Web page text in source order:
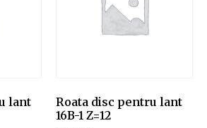
lant
Roata disc pentru lant
16B-1 Z=12